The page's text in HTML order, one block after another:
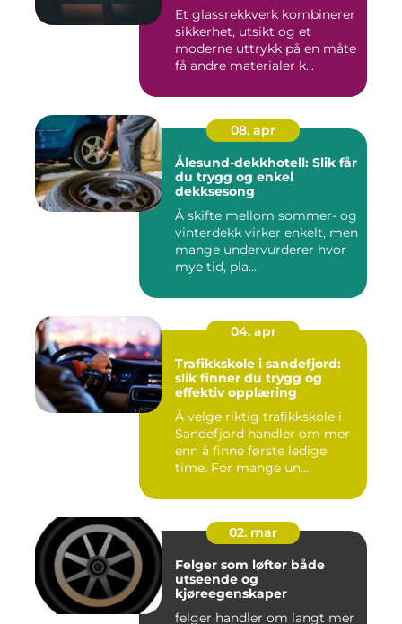
Et glassrekkverk kombinerer
sikkerhet, utsikt og et
moderne uttrykk på en måte
få andre materialer k...
08. apr
Ålesund-dekkhotell: Slik får
du trygg og enkel
dekksesong
Å skifte mellom sommer- og
vinterdekk virker enkelt, men
mange undervurderer hvor
mye tid, pla...
04. apr
Trafikkskole i sandefjord:
slik finner du trygg og
effektiv opplæring
Å velge riktig trafikkskole i
Sandefjord handler om mer
enn å finne første ledige
time. For mange un...
02. mar
Felger som løfter både
utseende og
kjøreegenskaper
felger handler om langt mer